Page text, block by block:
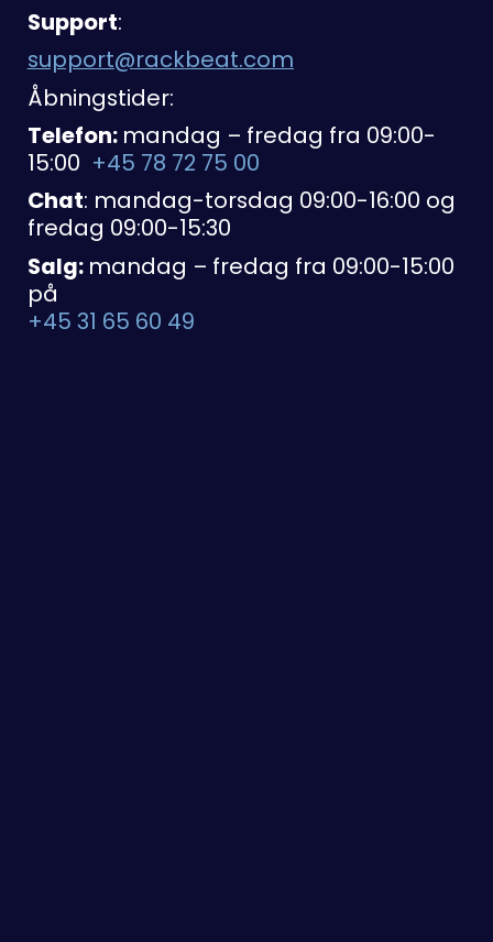
Support:
support@rackbeat.com
Åbningstider:
Telefon: mandag – fredag fra 09:00-
15:00 +45 78 72 75 00
Chat: mandag-torsdag 09:00-16:00 og
fredag 09:00-15:30
Salg: mandag – fredag fra 09:00-15:00
på
+45 31 65 60 49